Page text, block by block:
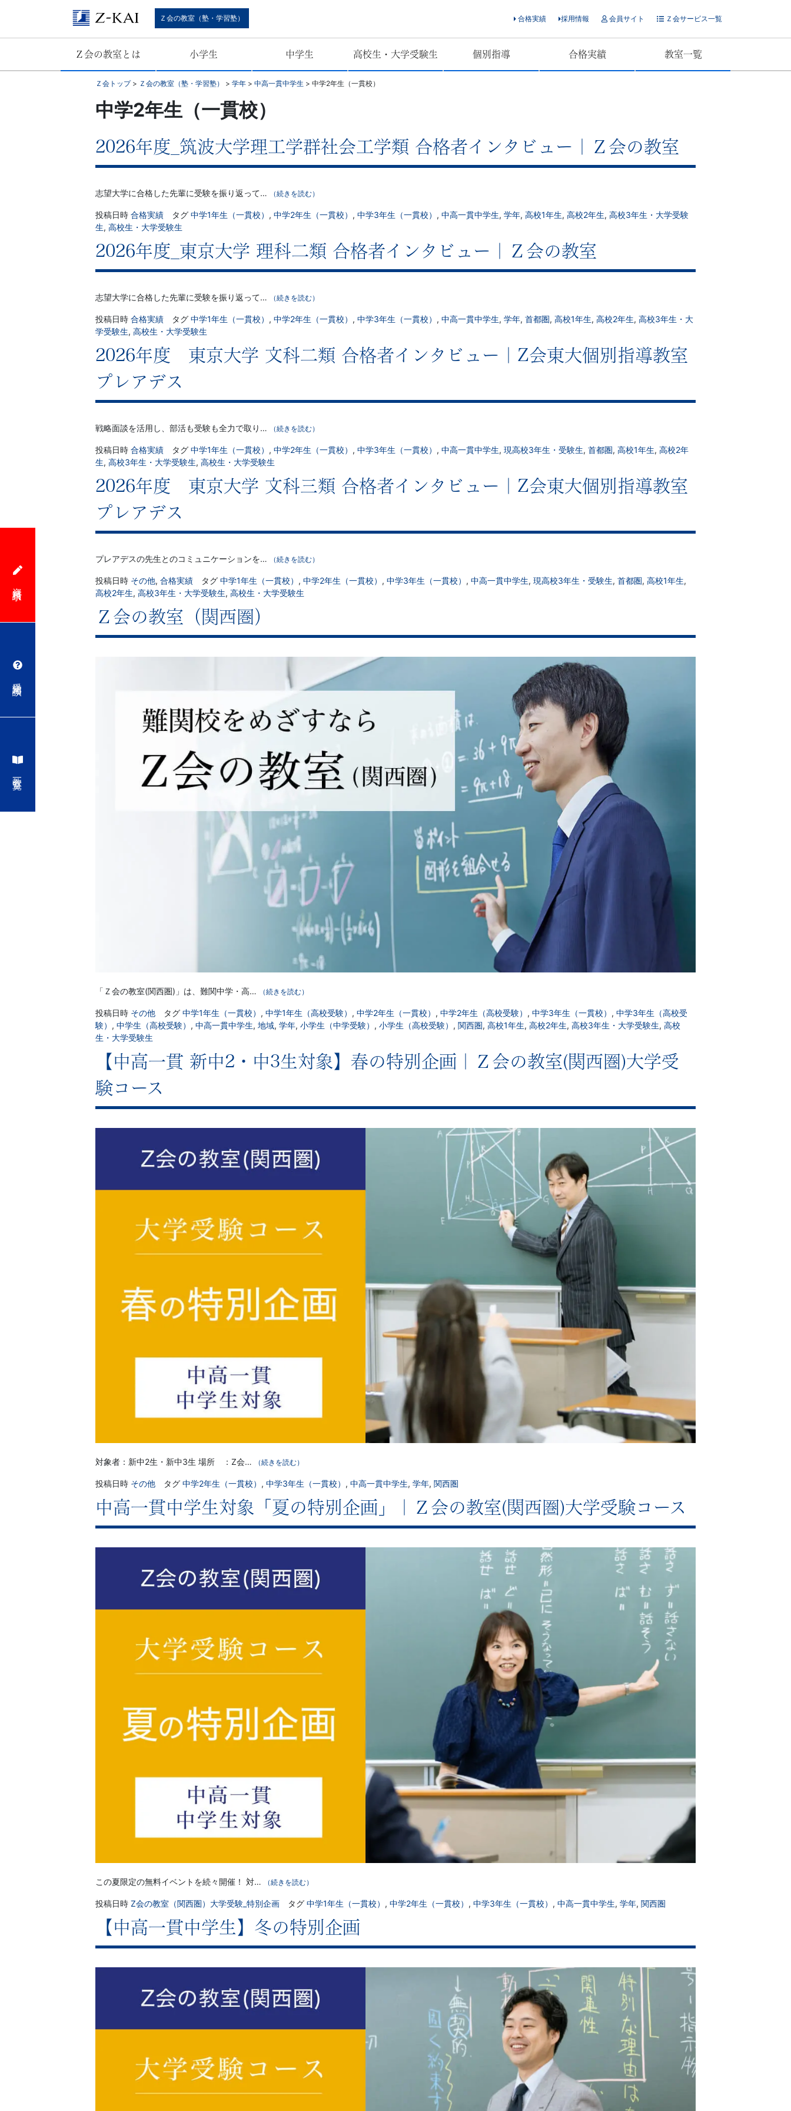
関
校
Ｚ会の教室（塾・学習塾） 合格実績 採用情報 会員サイト Ｚ会サービス一覧
Ｚ会の教室とは 小学生 中学生 高校生・大学受験生 個別指導 合格実績 教室一覧
Ｚ会トップ> Ｚ会の教室（塾・学習塾） > 学年 > 中高一貫中学生 > 中学2年生（一貫校）
中学2年生（一貫校）
2026年度_筑波大学理工学群社会工学類 合格者インタビュー｜Ｚ会の教室
志望大学に合格した先輩に受験を振り返って… （続きを読む）
投稿日時 合格実績 タグ 中学1年生（一貫校） , 中学2年生（一貫校） , 中学3年生（一貫校） , 中高一貫中学生, 学年, 高校1年生, 高校2年生, 高校3年生・大学受験
生, 高校生・大学受験生
2026年度_東京大学 理科二類 合格者インタビュー｜Ｚ会の教室
志望大学に合格した先輩に受験を振り返って… （続きを読む）
投稿日時 合格実績 タグ 中学1年生（一貫校） , 中学2年生（一貫校） , 中学3年生（一貫校） , 中高一貫中学生, 学年, 首都圏, 高校1年生, 高校2年生, 高校3年生・大
学受験生, 高校生・大学受験生
2026年度 東京大学 文科二類 合格者インタビュー｜Z会東大個別指導教室
プレアデス
戦略面談を活用し、部活も受験も全力で取り… （続きを読む）
投稿日時 合格実績 タグ 中学1年生（一貫校） , 中学2年生（一貫校） , 中学3年生（一貫校） , 中高一貫中学生, 現高校3年生・受験生, 首都圏, 高校1年生, 高校2年
生, 高校3年生・大学受験生, 高校生・大学受験生
2026年度 東京大学 文科三類 合格者インタビュー｜Z会東大個別指導教室
プレアデス
プレアデスの先生とのコミュニケーションを… （続きを読む）
投稿日時 その他, 合格実績 タグ 中学1年生（一貫校） , 中学2年生（一貫校） , 中学3年生（一貫校） , 中高一貫中学生, 現高校3年生・受験生, 首都圏, 高校1年生,
高校2年生, 高校3年生・大学受験生, 高校生・大学受験生
Ｚ会の教室（関西圏）
「Ｚ会の教室(関西圏)」は、難関中学・高… （続きを読む）
投稿日時 その他 タグ 中学1年生（一貫校） , 中学1年生（高校受験） , 中学2年生（一貫校） , 中学2年生（高校受験） , 中学3年生（一貫校） , 中学3年生（高校受
験） , 中学生（高校受験） , 中高一貫中学生, 地域, 学年, 小学生（中学受験） , 小学生（高校受験） , 関西圏, 高校1年生, 高校2年生, 高校3年生・大学受験生, 高校
生・大学受験生
【中高一貫 新中2・中3生対象】春の特別企画｜Ｚ会の教室(関西圏)大学受
験コース
対象者：新中2生・新中3生 場所 ：Z会… （続きを読む）
投稿日時 その他 タグ 中学2年生（一貫校） , 中学3年生（一貫校） , 中高一貫中学生, 学年, 関西圏
中高一貫中学生対象「夏の特別企画」｜Ｚ会の教室(関西圏)大学受験コース
この夏限定の無料イベントを続々開催！ 対… （続きを読む）
投稿日時 Z会の教室（関西圏）大学受験_特別企画 タグ 中学1年生（一貫校） , 中学2年生（一貫校） , 中学3年生（一貫校） , 中高一貫中学生, 学年, 関西圏
【中高一貫中学生】冬の特別企画